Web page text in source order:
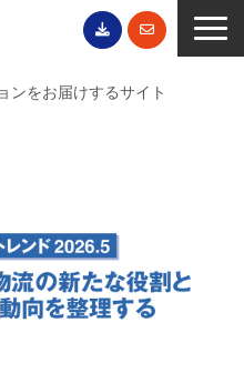
ンをお届けするサイト
グ
ナー